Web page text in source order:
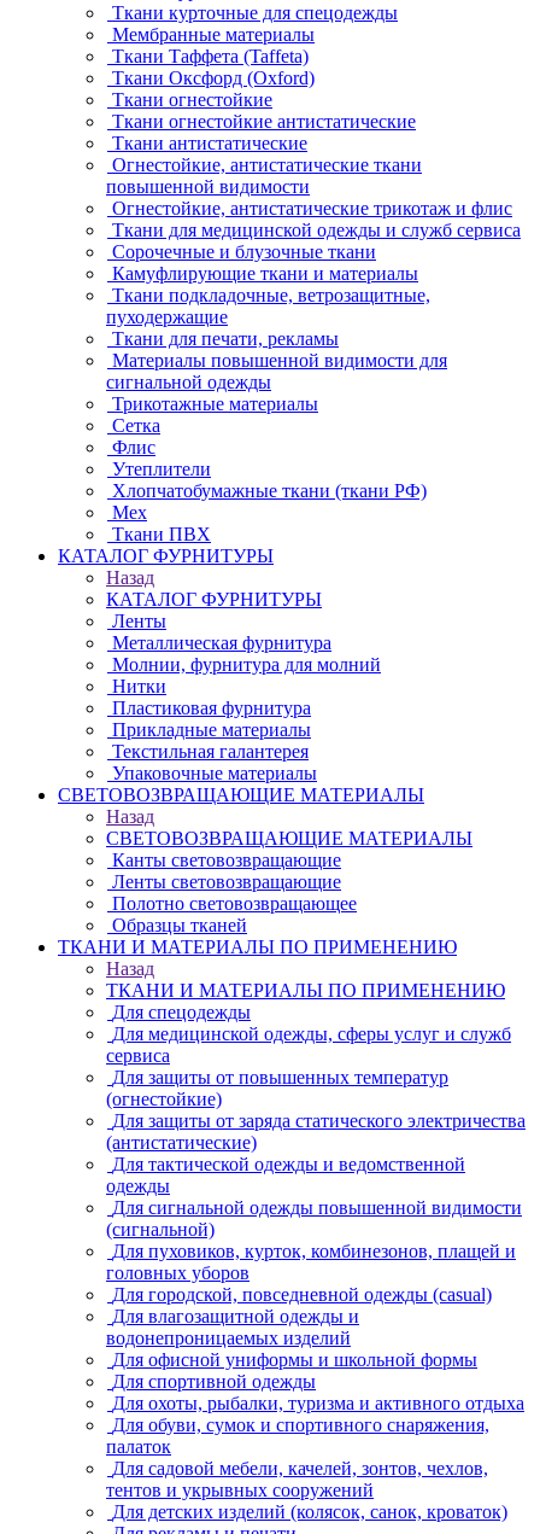
Ткани курточные для спецодежды
Мембранные материалы
Ткани Таффета (Taffeta)
Ткани Оксфорд (Oxford)
Ткани огнестойкие
Ткани огнестойкие антистатические
Ткани антистатические
Огнестойкие, антистатические ткани
повышенной видимости
Огнестойкие, антистатические трикотаж и флис
Ткани для медицинской одежды и служб сервиса
Сорочечные и блузочные ткани
Камуфлирующие ткани и материалы
Ткани подкладочные, ветрозащитные,
пуходержащие
Ткани для печати, рекламы
Материалы повышенной видимости для
сигнальной одежды
Трикотажные материалы
Сетка
Флис
Утеплители
Хлопчатобумажные ткани (ткани РФ)
Мех
Ткани ПВХ
КАТАЛОГ ФУРНИТУРЫ
Назад
КАТАЛОГ ФУРНИТУРЫ
Ленты
Металлическая фурнитура
Молнии, фурнитура для молний
Нитки
Пластиковая фурнитура
Прикладные материалы
Текстильная галантерея
Упаковочные материалы
СВЕТОВОЗВРАЩАЮЩИЕ МАТЕРИАЛЫ
Назад
СВЕТОВОЗВРАЩАЮЩИЕ МАТЕРИАЛЫ
Канты световозвращающие
Ленты световозвращающие
Полотно световозвращающее
Образцы тканей
ТКАНИ И МАТЕРИАЛЫ ПО ПРИМЕНЕНИЮ
Назад
ТКАНИ И МАТЕРИАЛЫ ПО ПРИМЕНЕНИЮ
Для спецодежды
Для медицинской одежды, сферы услуг и служб
сервиса
Для защиты от повышенных температур
(огнестойкие)
Для защиты от заряда статического электричества
(антистатические)
Для тактической одежды и ведомственной
одежды
Для сигнальной одежды повышенной видимости
(сигнальной)
Для пуховиков, курток, комбинезонов, плащей и
головных уборов
Для городской, повседневной одежды (casual)
Для влагозащитной одежды и
водонепроницаемых изделий
Для офисной униформы и школьной формы
Для спортивной одежды
Для охоты, рыбалки, туризма и активного отдыха
Для обуви, сумок и спортивного снаряжения,
палаток
Для садовой мебели, качелей, зонтов, чехлов,
тентов и укрывных сооружений
Для детских изделий (колясок, санок, кроваток)